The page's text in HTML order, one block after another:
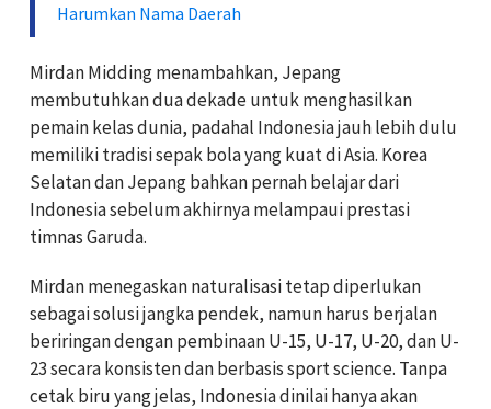
Harumkan Nama Daerah
Mirdan Midding menambahkan, Jepang
membutuhkan dua dekade untuk menghasilkan
pemain kelas dunia, padahal Indonesia jauh lebih dulu
memiliki tradisi sepak bola yang kuat di Asia. Korea
Selatan dan Jepang bahkan pernah belajar dari
Indonesia sebelum akhirnya melampaui prestasi
timnas Garuda.
Mirdan menegaskan naturalisasi tetap diperlukan
sebagai solusi jangka pendek, namun harus berjalan
beriringan dengan pembinaan U-15, U-17, U-20, dan U-
23 secara konsisten dan berbasis sport science. Tanpa
cetak biru yang jelas, Indonesia dinilai hanya akan